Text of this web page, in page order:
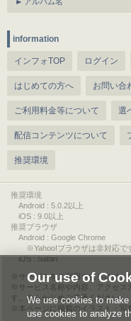
information
インフォTOP ログイン
はじめての方へ お問い合
ご利用料金等について 選
配信コンテンツについて
推奨環境
推奨環境
Android : 5.0.2以上
iOS : 9.0以上
推奨ブラウザ
Android : Google Chrome
※Yahoo!ブラウザは非対応で
iOS : Safari
サービスをご利用されるには、
サービス名称や内容、アクセ
す。あらかじめご了承ください。
本ページに掲載のイラスト・写
Our use of
We use cookies to
use cookies to analyze